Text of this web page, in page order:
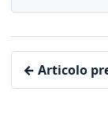
← Articolo